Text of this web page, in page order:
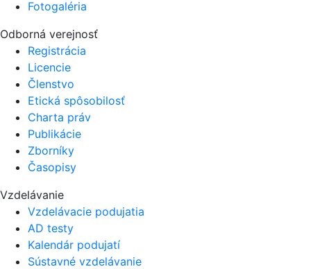
Fotogaléria
Odborná verejnosť
Registrácia
Licencie
Členstvo
Etická spôsobilosť
Charta práv
Publikácie
Zborníky
Časopisy
Vzdelávanie
Vzdelávacie podujatia
AD testy
Kalendár podujatí
Sústavné vzdelávanie